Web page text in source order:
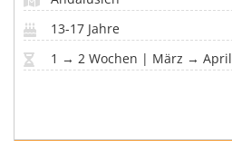
13-17 Jahre
1 → 2 Wochen | März → April